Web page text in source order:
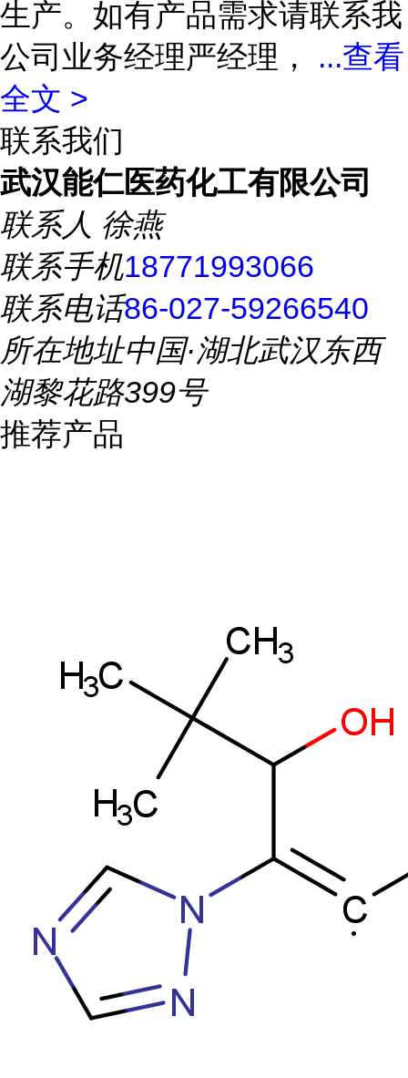
生产。如有产品需求请联系我
公司业务经理严经理， ...查看
全文 >
联系我们
武汉能仁医药化工有限公司
联系人 徐燕
联系手机18771993066
联系电话86-027-59266540
所在地址中国·湖北武汉东西
湖黎花路399号
推荐产品